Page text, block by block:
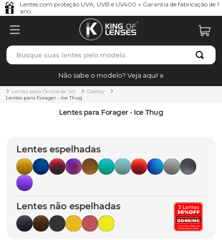
Lentes com proteção UVA, UVB e UV400 + Garantia de fabricação de 1
ano.
Busque suas lentes pelo modelo
Não sabe o modelo? Veja aqui!
Lentes para Óculos de Sol
Oakley
Lentes para Forager - Ice Thug
Lentes para Forager - Ice Thug
Lentes espelhadas
Lentes não espelhadas
TERMOS MAIS BUSCADOS
1º borrachas
holbrook
5º chaves
6º t-shock
7º gasket
8º parafusos
9º latch